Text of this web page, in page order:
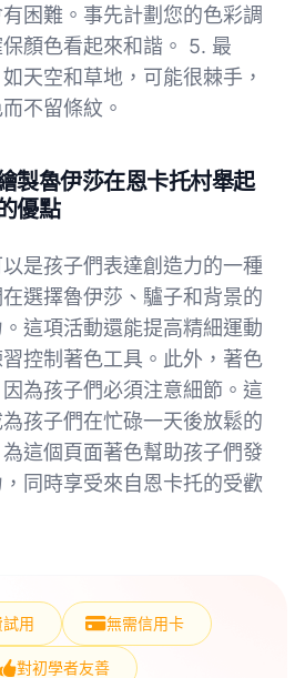
困難。事先計劃您的色彩調
顏色看起來和諧。 5. 最
天空和草地，可能很棘手，
不留條紋。
製魯伊莎在恩卡托村舉起
優點
是孩子們表達創造力的一種
選擇魯伊莎、驢子和背景的
這項活動還能提高精細運動
控制著色工具。此外，著色
為孩子們必須注意細節。這
孩子們在忙碌一天後放鬆的
這個頁面著色幫助孩子們發
同時享受來自恩卡托的受歡
用 無需信用卡
對初學者友善